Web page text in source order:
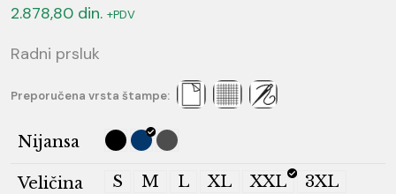
2.878,80 din. +PDV
Radni prsluk
Preporučena vrsta štampe:
Nijansa
Veličina S M L XL XXL 3XL